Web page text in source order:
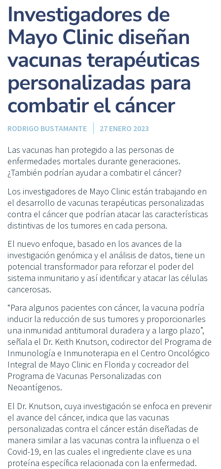
Investigadores de
Mayo Clinic diseñan
vacunas terapéuticas
personalizadas para
combatir el cáncer
RODRIGO BUSTAMANTE 27 ENERO 2023
Las vacunas han protegido a las personas de
enfermedades mortales durante generaciones.
¿También podrían ayudar a combatir el cáncer?
Los investigadores de Mayo Clinic están trabajando en
el desarrollo de vacunas terapéuticas personalizadas
contra el cáncer que podrían atacar las características
distintivas de los tumores en cada persona.
El nuevo enfoque, basado en los avances de la
investigación genómica y el análisis de datos, tiene un
potencial transformador para reforzar el poder del
sistema inmunitario y así identificar y atacar las células
cancerosas.
“Para algunos pacientes con cáncer, la vacuna podría
inducir la reducción de sus tumores y proporcionarles
una inmunidad antitumoral duradera y a largo plazo”,
señala el Dr. Keith Knutson, codirector del Programa de
Inmunología e Inmunoterapia en el Centro Oncológico
Integral de Mayo Clinic en Florida y cocreador del
Programa de Vacunas Personalizadas con
Neoantígenos.
El Dr. Knutson, cuya investigación se enfoca en prevenir
el avance del cáncer, indica que las vacunas
personalizadas contra el cáncer están diseñadas de
manera similar a las vacunas contra la influenza o el
Covid-19, en las cuales el ingrediente clave es una
proteína específica relacionada con la enfermedad.